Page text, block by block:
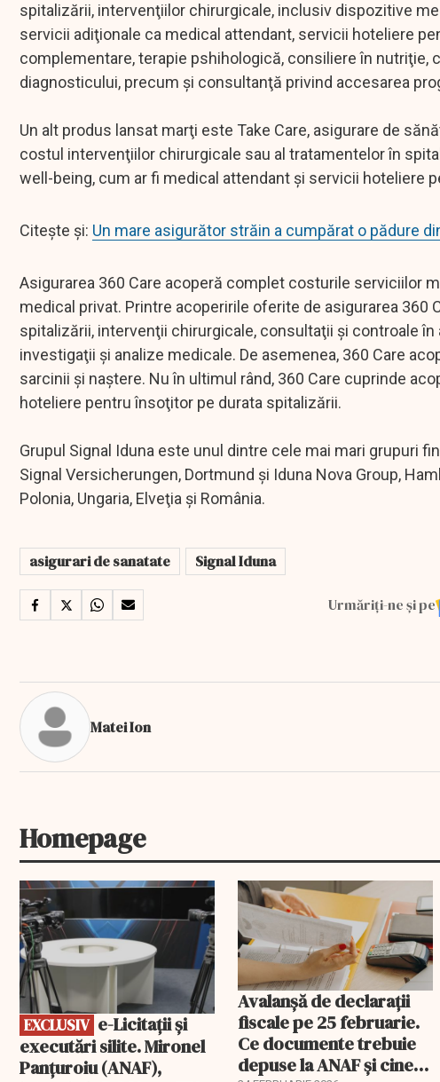
spitalizării, intervenţiilor chirurgicale, inclusiv dispozitive
servicii adiţionale ca medical attendant, servicii hoteliere
complementare, terapie pshihologică, consiliere în
diagnosticului, precum şi consultanţă privind accesarea
Un alt produs lansat marţi este Take Care, asigurare de
costul intervenţiilor chirurgicale sau al tratamentelor în
well-being, cum ar fi medical attendant şi servicii hoteliere
Citește și: Un mare asigurător străin a cumpărat o pădure
Asigurarea 360 Care acoperă complet costurile serviciilor
medical privat. Printre acoperirile oferite de asigurarea
spitalizării, intervenţii chirurgicale, consultaţii şi controale
investigaţii şi analize medicale. De asemenea, 360 Care
sarcinii şi naştere. Nu în ultimul rând, 360 Care cuprinde
hoteliere pentru însoţitor pe durata spitalizării.
Grupul Signal Iduna este unul dintre cele mai mari grupuri
Signal Versicherungen, Dortmund şi Iduna Nova Group,
Polonia, Ungaria, Elveţia şi România.
asigurari de sanatate Signal Iduna
Urmăriți-ne și pe
Matei Ion
Homepage
EXCLUSIV
EXCLUSIV
executări silite. Mironel
Panțuroiu (ANAF),
Avalanșă de declarații
fiscale pe 25 februarie.
Ce documente trebuie
depuse la ANAF și cine